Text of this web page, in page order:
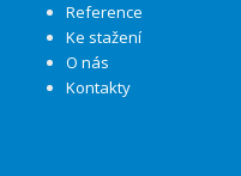
Reference
Ke stažení
O nás
Kontakty